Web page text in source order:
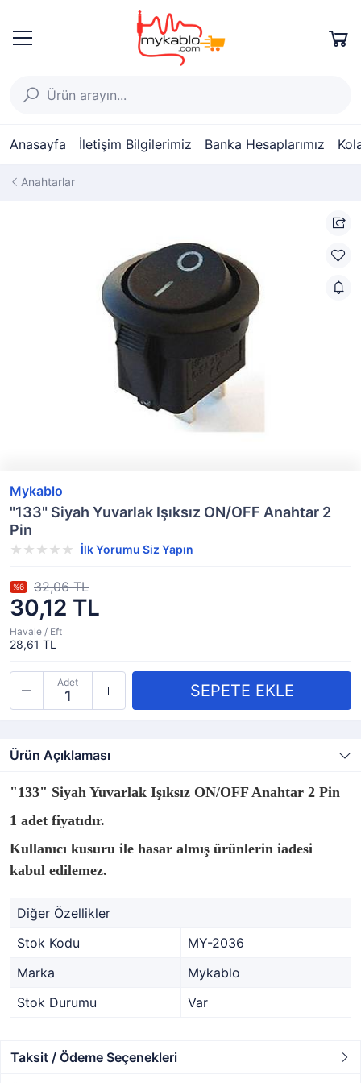
Anasayfa İletişim Bilgilerimiz Banka Hesaplarımız
Anahtarlar
Mykablo
"133" Siyah Yuvarlak Işıksız ON/OFF Anahtar 2
Pin
İlk Yorumu Siz Yapın
30,12 TL
%6 32,06 TL
Havale / Eft
28,61 TL
Adet
Ürün Açıklaması
"133" Siyah Yuvarlak Işıksız ON/OFF Anahtar 2 Pin
1 adet fiyatıdır.
Kullanıcı kusuru ile hasar almış ürünlerin iadesi
kabul edilemez.
Diğer Özellikler
Stok Kodu
MY-2036
Marka
Mykablo
Stok Durumu
Var
Taksit / Ödeme Seçenekleri